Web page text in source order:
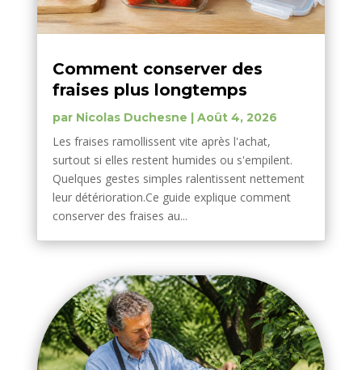
Comment conserver des
fraises plus longtemps
par Nicolas Duchesne | Août 4, 2026
Les fraises ramollissent vite après l'achat,
surtout si elles restent humides ou s'empilent.
Quelques gestes simples ralentissent nettement
leur détérioration.Ce guide explique comment
conserver des fraises au...